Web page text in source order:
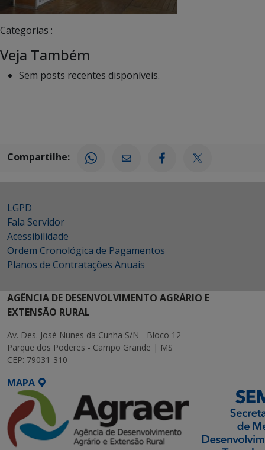
Categorias :
Veja Também
Sem posts recentes disponíveis.
Compartilhe:
LGPD
Fala Servidor
Acessibilidade
Ordem Cronológica de Pagamentos
Planos de Contratações Anuais
AGÊNCIA DE DESENVOLVIMENTO AGRÁRIO E
EXTENSÃO RURAL
Av. Des. José Nunes da Cunha S/N - Bloco 12
Parque dos Poderes - Campo Grande | MS
CEP: 79031-310
MAPA